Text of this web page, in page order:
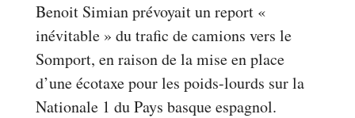
Benoit Simian prévoyait un report «
inévitable » du trafic de camions vers le
Somport, en raison de la mise en place
d’une écotaxe pour les poids-lourds sur la
Nationale 1 du Pays basque espagnol.